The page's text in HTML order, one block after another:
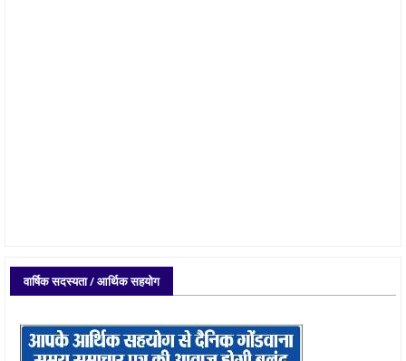
वार्षिक सदस्यता / आर्थिक सहयोग